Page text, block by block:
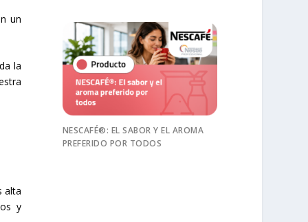
un
la
alta
y
NESCAFÉ®: EL SABOR Y EL AROMA
PREFERIDO POR TODOS